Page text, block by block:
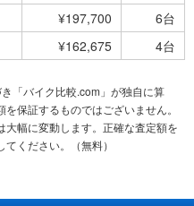
¥197,700
6台
¥162,675 4台
「バイク比較.com」が独自に算
保証するものではございません。
幅に変動します。正確な査定額を
ください。（無料）